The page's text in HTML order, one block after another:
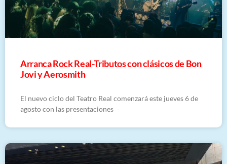
Arranca Rock Real-Tributos con clásicos de Bon
Jovi y Aerosmith
El nuevo ciclo del Teatro Real comenzará este jueves 6 de
agosto con las presentaciones